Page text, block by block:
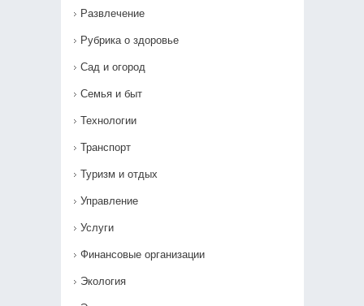
Развлечение
Рубрика о здоровье
Сад и огород
Семья и быт
Технологии
Транспорт
Туризм и отдых
Управление
Услуги
Финансовые организации
Экология